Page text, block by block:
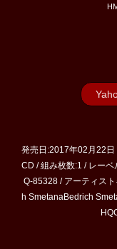
発売日:2017年02月22日
CD / 組み枚数:1 / レー
Q-85328 / アーティス
h SmetanaBedrich